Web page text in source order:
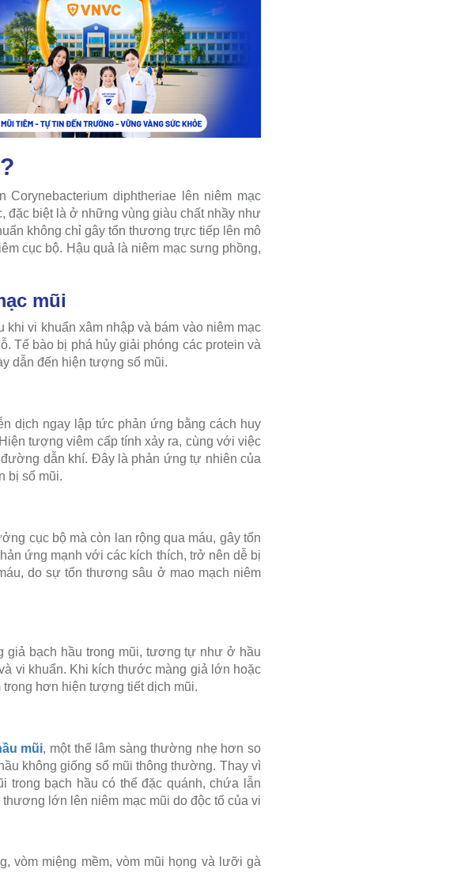
diphtheriae lên niêm mạc
đặc biệt là ở những vùng giàu chất nhầy như
không chỉ gây tổn thương trực tiếp lên mô
cục bộ. Hậu quả là niêm mạc sưng phồng,
mũi
vi khuẩn xâm nhập và bám vào niêm mạc
Tế bào bị phá hủy giải phóng các protein và
dẫn đến hiện tượng sổ mũi.
dịch ngay lập tức phản ứng bằng cách huy
tượng viêm cấp tính xảy ra, cùng với việc
dẫn khí. Đây là phản ứng tự nhiên của
bị sổ mũi.
cục bộ mà còn lan rộng qua máu, gây tổn
ứng mạnh với các kích thích, trở nên dễ bị
do sự tổn thương sâu ở mao mạch niêm
giả bạch hầu trong mũi, tương tự như ở hầu
vi khuẩn. Khi kích thước màng giả lớn hoặc
trọng hơn hiện tượng tiết dịch mũi.
mũi, một thể lâm sàng thường nhẹ hơn so
không giống sổ mũi thông thường. Thay vì
trong bạch hầu có thể đặc quánh, chứa lẫn
lớn lên niêm mạc mũi do độc tố của vi
vòm miệng mềm, vòm mũi họng và lưỡi gà